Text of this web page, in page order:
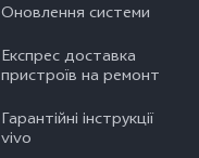
Оновлення системи
Експрес доставка
пристроїв на ремонт
Гарантійні інструкції
vivo